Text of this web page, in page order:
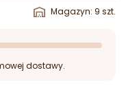
Magazyn: 9 szt.
dostawy.